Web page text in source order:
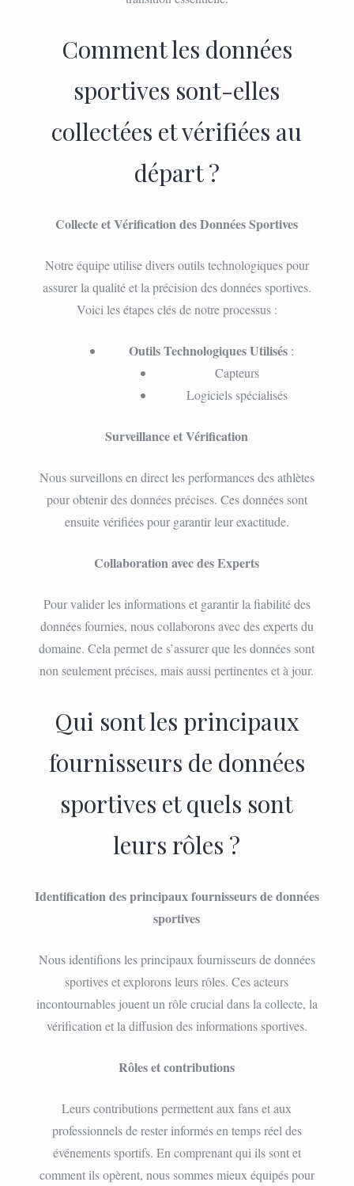
Comment les données
sportives sont-elles
collectées et vérifiées au
départ ?
Collecte et Vérification des Données Sportives
Notre équipe utilise divers outils technologiques pour
assurer la qualité et la précision des données sportives.
Voici les étapes clés de notre processus :
Outils Technologiques Utilisés :
Capteurs
Logiciels spécialisés
Surveillance et Vérification
Nous surveillons en direct les performances des athlètes
pour obtenir des données précises. Ces données sont
ensuite vérifiées pour garantir leur exactitude.
Collaboration avec des Experts
Pour valider les informations et garantir la fiabilité des
données fournies, nous collaborons avec des experts du
domaine. Cela permet de s’assurer que les données sont
non seulement précises, mais aussi pertinentes et à jour.
Qui sont les principaux
fournisseurs de données
sportives et quels sont
leurs rôles ?
Identification des principaux fournisseurs de données
sportives
Nous identifions les principaux fournisseurs de données
sportives et explorons leurs rôles. Ces acteurs
incontournables jouent un rôle crucial dans la collecte, la
vérification et la diffusion des informations sportives.
Rôles et contributions
Leurs contributions permettent aux fans et aux
professionnels de rester informés en temps réel des
événements sportifs. En comprenant qui ils sont et
comment ils opèrent, nous sommes mieux équipés pour